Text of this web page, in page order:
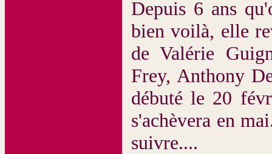
Depuis 6 ans
bien voilà, elle
de Valérie
Frey, Anthony
débuté le 20
s'achèvera en
suivre....